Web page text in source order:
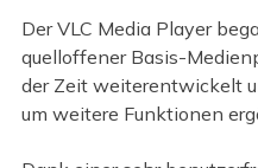
Der VLC Media Player
quelloffener Basis-
der Zeit weiterentwickelt
um weitere Funktionen